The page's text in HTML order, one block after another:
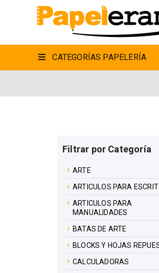
CATEGORÍAS PAPELERÍA
Filtrar por Categoría
ARTE
ARTICULOS PARA
ARTICULOS PARA
MANUALIDADES
BATAS DE ARTE
BLOCKS Y HOJAS
CALCULADORAS